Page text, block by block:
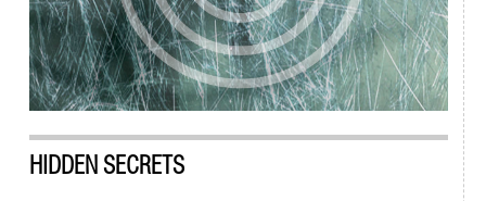
HIDDEN SECRETS